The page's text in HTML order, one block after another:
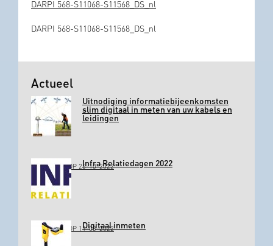
DARPI 568-S11068-S11568_DS_nl
DARPI 568-S11068-S11568_DS_nl
Actueel
Uitnodiging informatiebijeenkomsten
slim digitaal in meten van uw kabels en
leidingen
GEPLAATST OP 26-10-2022Infra Relatiedagen 2022
GEPLAATST OP 11-03-2022Digitaal inmeten